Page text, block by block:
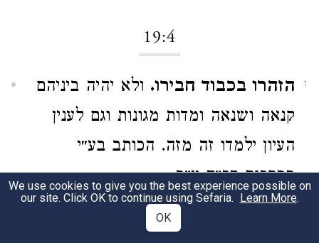
19:4
1 הזהרו בכבוד חבירו. ולא יהיה ביניהם
קנאה ושנאה ומדות מגונות וגם לענין
העיון ילמדו זה מזה. הכותב בע״י
בברכות דכ״ח ע״ב:
וכשאתם מתפללים.ר״ל שמלבד
We use cookies to give you the best experience possible on
our site. Click OK to continue using Sefaria. Learn More.
OK